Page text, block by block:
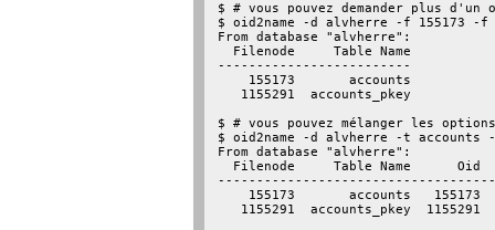
$ # vous pouvez demander plus
$ oid2name -d alvherre -f 155173 -f
From database "alvherre":
  Filenode     Table Name
-------------------------
    155173       accounts
   1155291  accounts_pkey
$ # vous pouvez mélanger les
$ oid2name -d alvherre -t accounts
From database "alvherre":
Filenode     Table Name      Oid
155173       accounts   155173
1155291  accounts_pkey  1155291